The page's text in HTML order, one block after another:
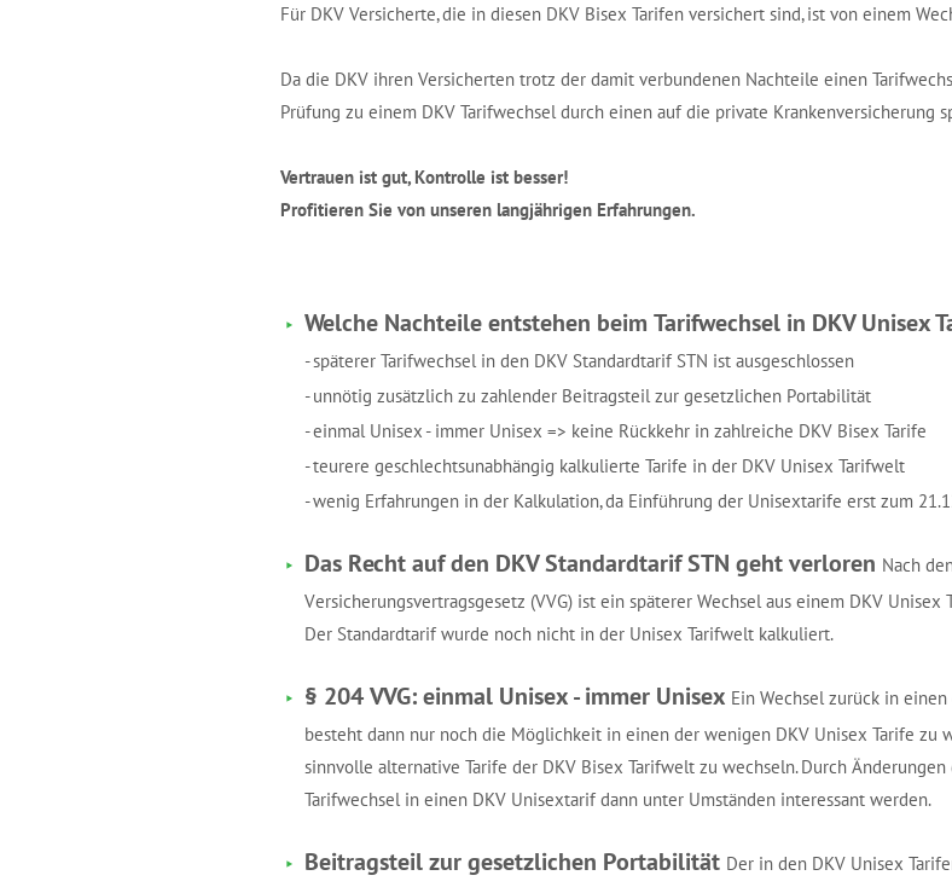
Für DKV Versicherte, die in diesen DKV Bisex Tarifen versichert sind, ist von einem
Da die DKV ihren Versicherten trotz der damit verbundenen Nachteile einen
Prüfung zu einem DKV Tarifwechsel durch einen auf die private Krankenversicherung
Vertrauen ist gut, Kontrolle ist besser!
Profitieren Sie von unseren langjährigen Erfahrungen.
Welche Nachteile entstehen beim Tarifwechsel in DKV Unisex
- späterer Tarifwechsel in den DKV Standardtarif STN ist ausgeschlossen
- unnötig zusätzlich zu zahlender Beitragsteil zur gesetzlichen Portabilität
- einmal Unisex - immer Unisex => keine Rückkehr in zahlreiche DKV Bisex Tarife
- teurere geschlechtsunabhängig kalkulierte Tarife in der DKV Unisex Tarifwelt
- wenig Erfahrungen in der Kalkulation, da Einführung der Unisextarife erst zum
Das Recht auf den DKV Standardtarif STN geht verloren Nach
Versicherungsvertragsgesetz (VVG) ist ein späterer Wechsel aus einem DKV
Der Standardtarif wurde noch nicht in der Unisex Tarifwelt kalkuliert.
§ 204 VVG: einmal Unisex - immer Unisex Ein Wechsel zurück in
besteht dann nur noch die Möglichkeit in einen der wenigen DKV Unisex Tarife zu
sinnvolle alternative Tarife der DKV Bisex Tarifwelt zu wechseln. Durch
Tarifwechsel in einen DKV Unisextarif dann unter Umständen interessant werden.
Beitragsteil zur gesetzlichen Portabilität Der in den DKV Unisex